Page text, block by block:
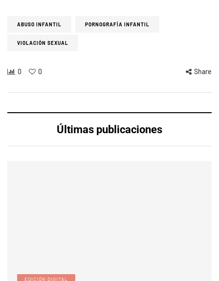
ABUSO INFANTIL PORNOGRAFÍA INFANTIL
VIOLACIÓN SEXUAL
0 0 Share
Últimas publicaciones
EDICIÓN DIGITAL